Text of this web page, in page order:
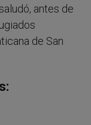
antes de
de San